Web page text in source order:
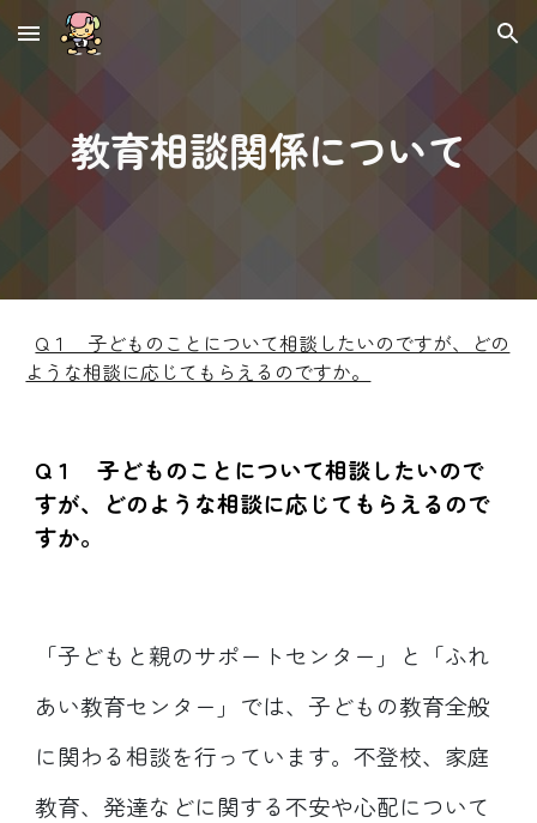
Skip to main content Skip to navigation
教育相談関係について
Q１ 子どものことについて相談したいのですが、どの
ような相談に応じてもらえるのですか。
Q１ 子どものことについて相談したいので
すが、どのような相談に応じてもらえるので
すか。
「子どもと親のサポートセンター」と「ふれ
あい教育センター」では、子どもの教育全般
に関わる相談を行っています。不登校、家庭
教育、発達などに関する不安や心配について